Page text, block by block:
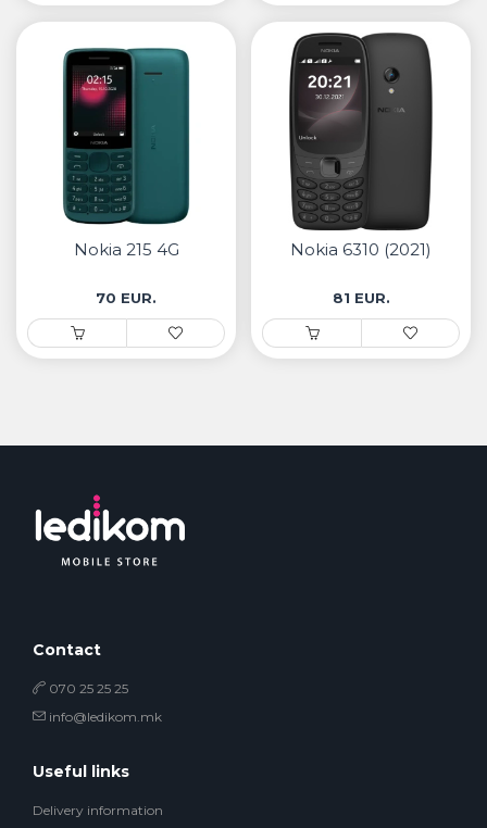
Nokia 215 4G
70 EUR.
Nokia 6310 (2021)
81 EUR.
Contact
070 25 25 25
info@ledikom.mk
Useful links
Delivery information
• Galaxy watch
• Xiaomi
• Останато
PLAYSTATION
AIRTAGS
ПРОЕКТОРИ